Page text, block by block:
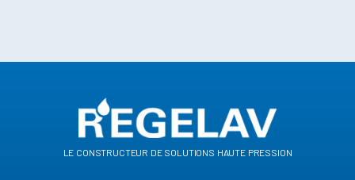
le constructeur de solutions haute pression